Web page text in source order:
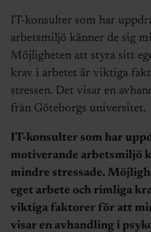
IT-konsulter som har
arbetsmiljö känner de sig
Möjligheten att styra sitt
krav i arbetet är viktiga
stressen. Det visar en
från Göteborgs universitet.
IT-konsulter som har
motiverande arbetsmiljö
mindre stressade.
eget arbete och rimliga
viktiga faktorer för att
visar en avhandling i